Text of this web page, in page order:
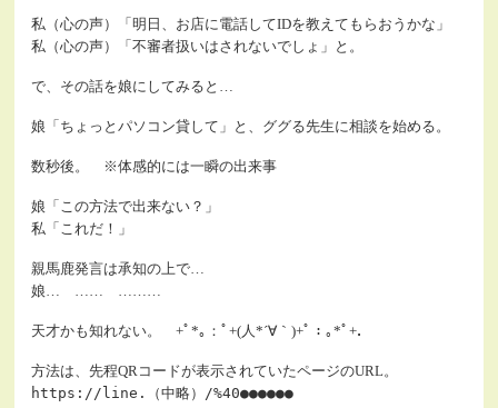
私（心の声）「明日、お店に電話してIDを教えてもらおうかな」
私（心の声）「不審者扱いはされないでしょ」と。
で、その話を娘にしてみると…
娘「ちょっとパソコン貸して」と、ググる先生に相談を始める。
数秒後。 ※体感的には一瞬の出来事
娘「この方法で出来ない？」
私「これだ！」
親馬鹿発言は承知の上で…
娘… …… ………
天才かも知れない。 +ﾟ*｡：ﾟ+(人*´∀｀)+ﾟ：｡*ﾟ+．
方法は、先程QRコードが表示されていたページのURL。
https://line.（中略）/%40●●●●●●